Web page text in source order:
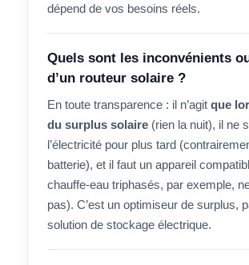
dépend de vos besoins réels.
Quels sont les inconvénients
d’un routeur solaire ?
En toute transparence : il n’agitque
du surplus solaire (rien la nuit), il ne
l’électricité pour plus tard
batterie), et il faut un appareil
chauffe-eau triphasés, par exemple,
pas). C’est un optimiseur de surplus,
solution de stockage électrique.